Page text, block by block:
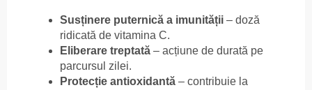
Susținere puternică a imunității – doză
ridicată de vitamina C.
Eliberare treptată – acțiune de durată pe
parcursul zilei.
Protecție antioxidantă – contribuie la